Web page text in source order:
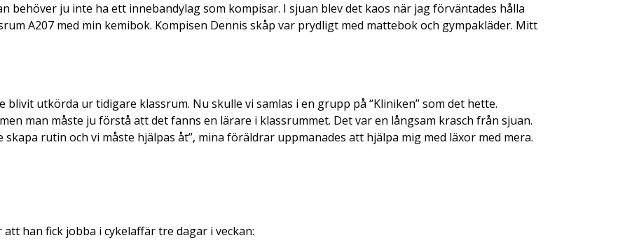
behöver ju inte ha ett innebandylag som kompisar. I sjuan blev det kaos när jag förväntades hålla
A207 med min kemibok. Kompisen Dennis skåp var prydligt med mattebok och gympakläder. Mitt
blivit utkörda ur tidigare klassrum. Nu skulle vi samlas i en grupp på “Kliniken” som det hette.
man måste ju förstå att det fanns en lärare i klassrummet. Det var en långsam krasch från sjuan.
rutin och vi måste hjälpas åt”, mina föräldrar uppmanades att hjälpa mig med läxor med mera.
han fick jobba i cykelaffär tre dagar i veckan: